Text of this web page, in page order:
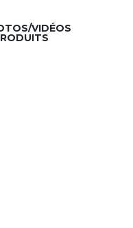
VIDÉOS